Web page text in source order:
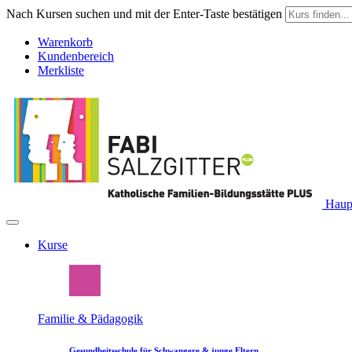
Nach Kursen suchen und mit der Enter-Taste bestätigen
Warenkorb
Kundenbereich
Merkliste
Kurse
Familie & Pädagogik